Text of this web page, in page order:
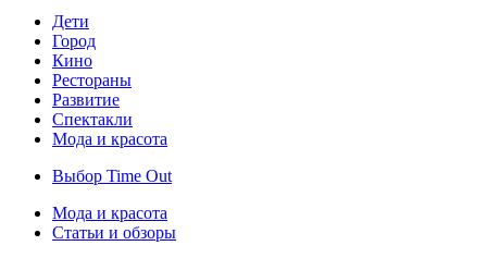
Дети
Город
Кино
Рестораны
Развитие
Спектакли
Мода и красота
Выбор Time Out
Мода и красота
Статьи и обзоры